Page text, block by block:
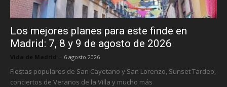
Los mejores planes para este finde en
Madrid: 7, 8 y 9 de agosto de 2026
Vida de Madrid - 6 agosto 2026
Fiestas populares de San Cayetano y San Lorenzo, Sunset Tardeo,
conciertos de Veranos de la Villa y mucho más